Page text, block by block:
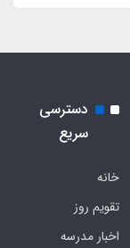
دسترسی
سریع
خانه
تقویم روز
اخبار مدرسه